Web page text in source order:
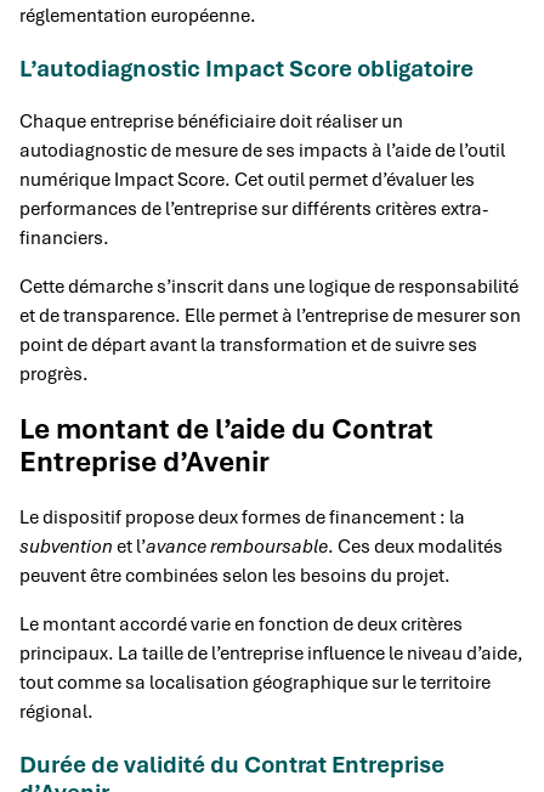
réglementation européenne.
L’autodiagnostic Impact Score obligatoire
Chaque entreprise bénéficiaire doit réaliser un
autodiagnostic de mesure de ses impacts à l’aide de l’outil
numérique Impact Score. Cet outil permet d’évaluer les
performances de l’entreprise sur différents critères extra-
financiers.
Cette démarche s’inscrit dans une logique de responsabilité
et de transparence. Elle permet à l’entreprise de mesurer son
point de départ avant la transformation et de suivre ses
progrès.
Le montant de l’aide du Contrat
Entreprise d’Avenir
Le dispositif propose deux formes de financement : la
subvention et l’avance remboursable. Ces deux modalités
peuvent être combinées selon les besoins du projet.
Le montant accordé varie en fonction de deux critères
principaux. La taille de l’entreprise influence le niveau d’aide,
tout comme sa localisation géographique sur le territoire
régional.
Durée de validité du Contrat Entreprise